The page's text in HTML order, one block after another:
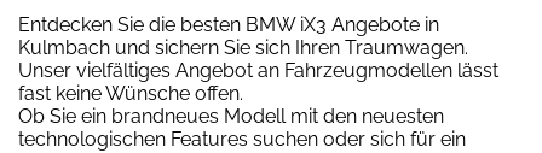
Entdecken Sie die besten BMW iX3 Angebote in
Kulmbach und sichern Sie sich Ihren Traumwagen.
Unser vielfältiges Angebot an Fahrzeugmodellen lässt
fast keine Wünsche offen.
Ob Sie ein brandneues Modell mit den neuesten
technologischen Features suchen oder sich für ein